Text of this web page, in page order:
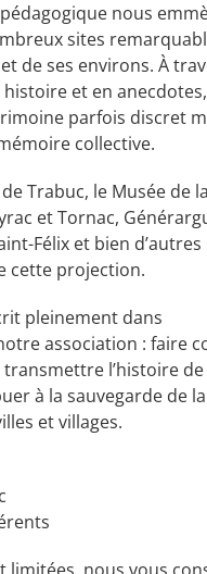
nous
sites
de ses environs. À
et en
parfois discret
collective.
Trabuc, le Musée de
et Tornac,
Félix et bien
cette projection.
pleinement dans
association : faire
l’histoire de
à la sauvegarde de la
et villages.